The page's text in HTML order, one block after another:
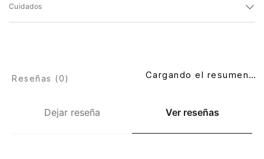
Cuidados
Dejar reseña Ver reseñas
Reseñas (0) Cargando el resumen…